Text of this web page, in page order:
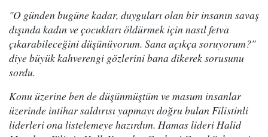
"O günden bugüne kadar, duyguları olan bir insanın savaş
dışında kadın ve çocukları öldürmek için nasıl fetva
çıkarabileceğini düşünüyorum. Sana açıkça soruyorum?"
diye büyük kahverengi gözlerini bana dikerek sorusunu
sordu.
Konu üzerine ben de düşünmüştüm ve masum insanlar
üzerinde intihar saldırısı yapmayı doğru bulan Filistinli
liderleri ona listelemeye hazırdım. Hamas lideri Halid